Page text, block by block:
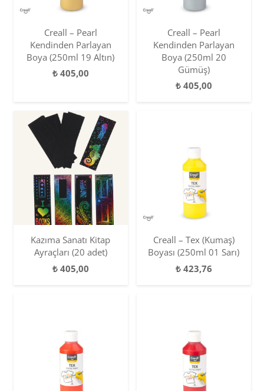
Creall – Pearl
Kendinden Parlayan
Boya (250ml 19 Altın)
₺405,00
Creall – Pearl
Kendinden Parlayan
Boya (250ml 20
Gümüş)
₺405,00
Kazıma Sanatı Kitap
Ayraçları (20 adet)
₺405,00
Creall – Tex (Kumaş)
Boyası (250ml 01 Sarı)
₺423,76